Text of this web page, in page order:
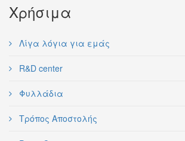
Χρήσιμα
Λίγα λόγια για εμάς
R&D center
Φυλλάδια
Τρόπος Αποστολής